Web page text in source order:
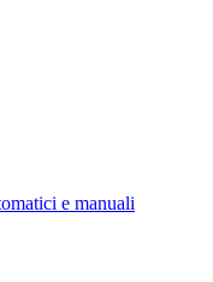
e manuali